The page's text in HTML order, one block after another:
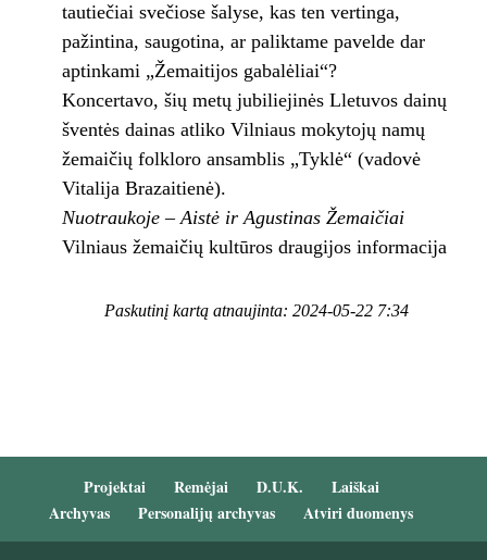
tautiečiai svečiose šalyse, kas ten vertinga,
pažintina, saugotina, ar paliktame pavelde dar
aptinkami „Žemaitijos gabalėliai“?
Koncertavo, šių metų jubiliejinės Lletuvos dainų
šventės dainas atliko Vilniaus mokytojų namų
žemaičių folkloro ansamblis „Tyklė“ (vadovė
Vitalija Brazaitienė).
Nuotraukoje – Aistė ir Agustinas Žemaičiai
Vilniaus žemaičių kultūros draugijos informacija
Paskutinį kartą atnaujinta: 2024-05-22 7:34
Projektai Remėjai D.U.K.
Laiškai
Archyvas
Personalijų archyvas Atviri duomenys